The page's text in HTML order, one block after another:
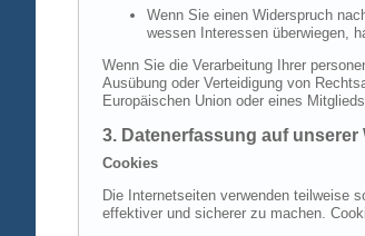
Wenn Sie einen Widerspruch
wessen Interessen überwiegen,
Wenn Sie die Verarbeitung Ihrer
Ausübung oder Verteidigung von
Europäischen Union oder eines
3. Datenerfassung auf unserer
Cookies
Die Internetseiten verwenden teilweise
effektiver und sicherer zu machen.